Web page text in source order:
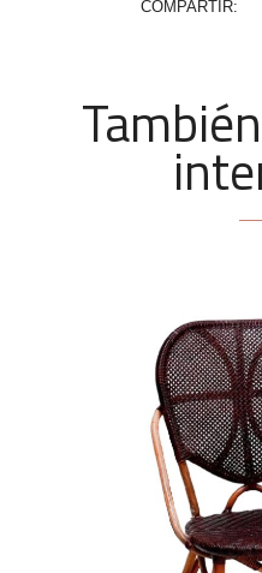
COMPARTIR: